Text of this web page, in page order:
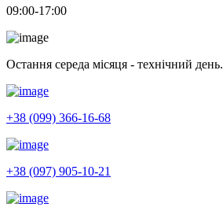
09:00-17:00
Остання середа місяця - технічний день.
+38 (099) 366-16-68
+38 (097) 905-10-21